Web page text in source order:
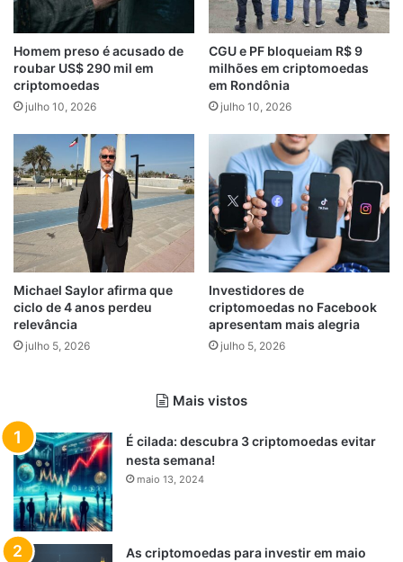
Homem preso é acusado de
roubar US$ 290 mil em
criptomoedas
julho 10, 2026
CGU e PF bloqueiam R$ 9
milhões em criptomoedas
em Rondônia
julho 10, 2026
Michael Saylor afirma que
ciclo de 4 anos perdeu
relevância
julho 5, 2026
Investidores de
criptomoedas no Facebook
apresentam mais alegria
julho 5, 2026
Mais vistos
É cilada: descubra 3 criptomoedas evitar
nesta semana!
maio 13, 2024
As criptomoedas para investir em maio